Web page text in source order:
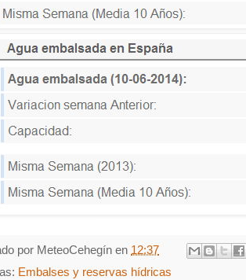
por MeteoCehegín en 12:37
Embalses y reservas hídricas